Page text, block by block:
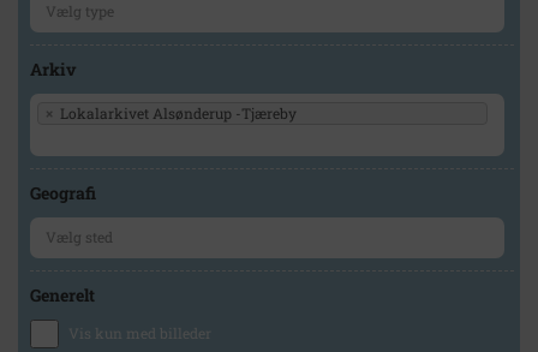
Arkiv
× Lokalarkivet Alsønderup -Tjæreby
Geografi
Generelt
Vis kun med billeder